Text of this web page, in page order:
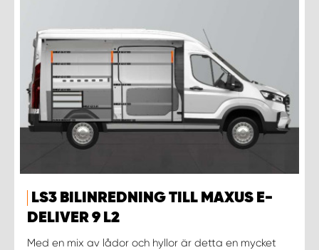
LS3 BILINREDNING TILL MAXUS E-
DELIVER 9 L2
Med en mix av lådor och hyllor är detta en mycket